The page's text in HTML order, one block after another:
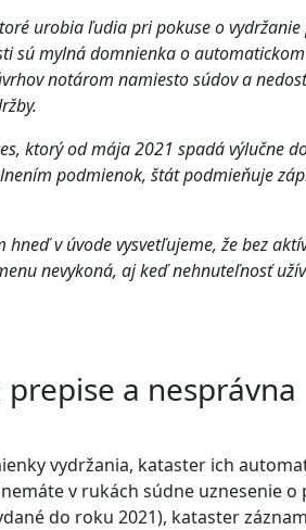
urobia ľudia pri pokuse o vydržanie
sú mylná domnienka o
notárom namiesto súdov a
ktorý od mája 2021 spadá výlučne
podmienok, štát podmieňuje
v úvode vysvetľujeme, že bez
nevykoná, aj keď nehnuteľnosť
a nesprávna
vydržania, kataster ich
v rukách súdne uznesenie
do roku 2021), kataster